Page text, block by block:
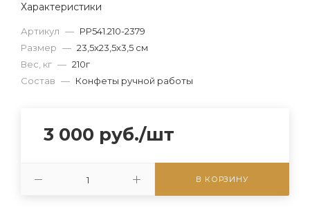
Характеристики
Артикул — РР541.210-2379
Размер — 23,5x23,5x3,5 см
Вес, кг — 210г
Состав — Конфеты ручной работы
3 000 руб./шт
В КОРЗИНУ